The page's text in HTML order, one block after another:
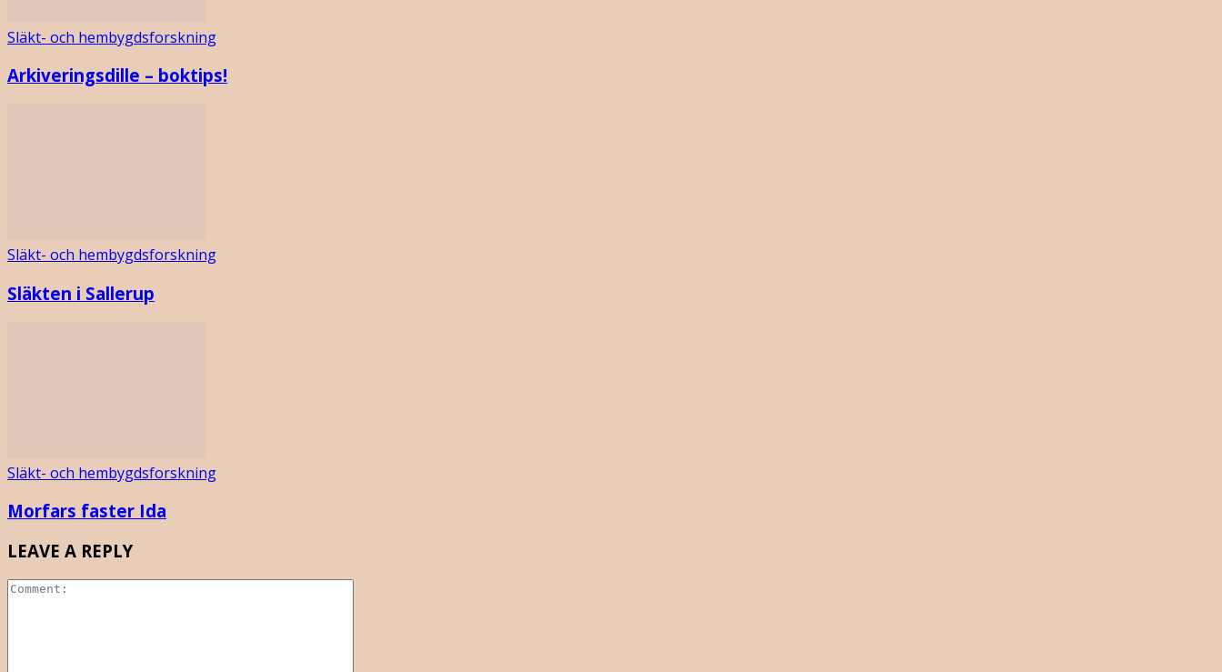
Släkt- och hembygdsforskning
Arkiveringsdille – boktips!
Släkt- och hembygdsforskning
Släkten i Sallerup
Släkt- och hembygdsforskning
Morfars faster Ida
LEAVE A REPLY